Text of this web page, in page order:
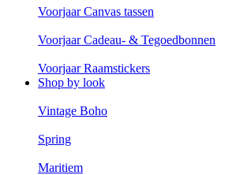
Voorjaar Canvas tassen
Voorjaar Cadeau- & Tegoedbonnen
Voorjaar Raamstickers
Shop by look
Vintage Boho
Spring
Maritiem